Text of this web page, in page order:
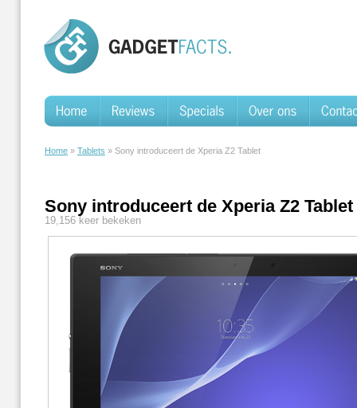
Home » Tablets » Sony introducee​rt de Xperia Z2 Tablet
Sony introducee​rt de Xperia Z2 Tablet
19,156 keer bekeken